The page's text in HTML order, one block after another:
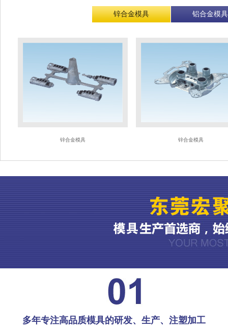
锌合金模具 铝合金模具
锌合金模具 锌合金模具
多年专注高品质模具的研发、生产、注塑加工